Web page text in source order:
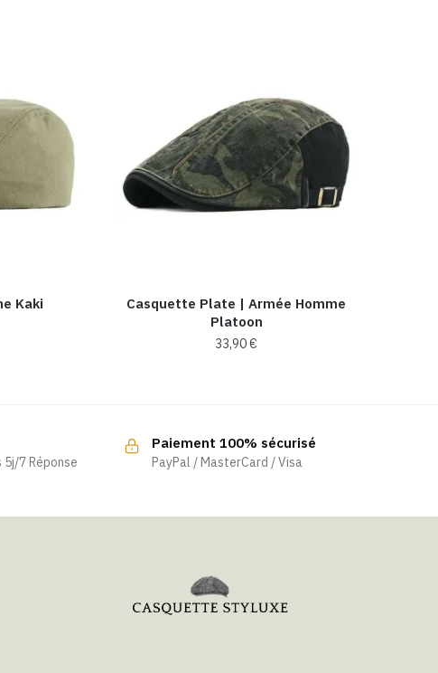
Kaki​
Casquette Plate | Armée Homme
Platoon
33,90€
7 Réponse
Paiement 100% sécurisé
PayPal / MasterCard / Visa